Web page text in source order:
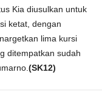
Kia diusulkan untuk
ketat, dengan
lima kursi
ditempatkan sudah
(SK12)